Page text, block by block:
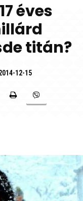
éves
titán?
12-15